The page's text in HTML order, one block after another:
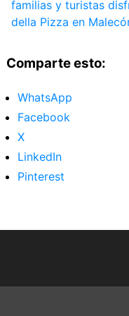
familias y turistas
della Pizza en
Comparte esto:
WhatsApp
Facebook
X
LinkedIn
Pinterest